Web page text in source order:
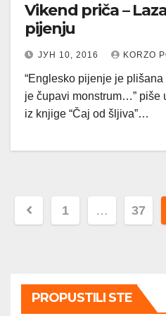
Vikend priča –
pijenju
ЈУН 10, 2016 KORZO
“Englesko pijenje je
je čupavi monstrum…” piše
iz knjige “Čaj od šljiva”…
Пагинација
1 … 37
PROPUSTILI STE